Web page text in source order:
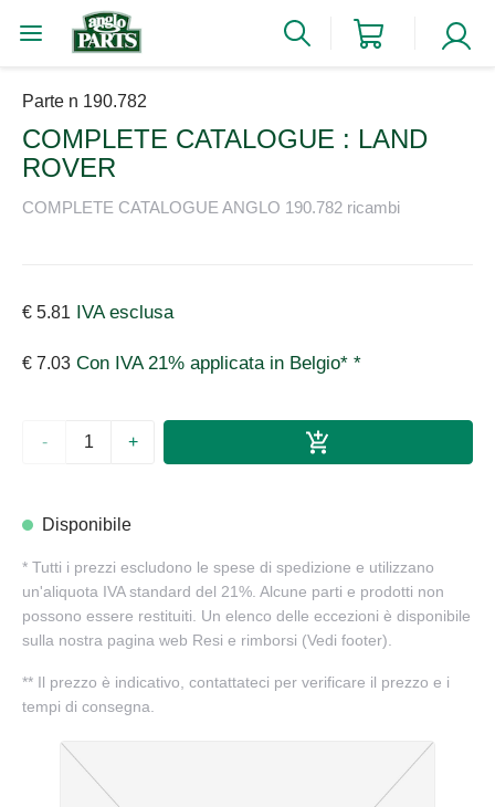
Parte n 190.782
COMPLETE CATALOGUE : LAND
ROVER
COMPLETE CATALOGUE ANGLO 190.782 ricambi
€ 5.81 IVA esclusa
€ 7.03 Con IVA 21% applicata in Belgio* *
- +
Disponibile
* Tutti i prezzi escludono le spese di spedizione e utilizzano
un'aliquota IVA standard del 21%. Alcune parti e prodotti non
possono essere restituiti. Un elenco delle eccezioni è disponibile
sulla nostra pagina web Resi e rimborsi (Vedi footer).
** Il prezzo è indicativo, contattateci per verificare il prezzo e i
tempi di consegna.